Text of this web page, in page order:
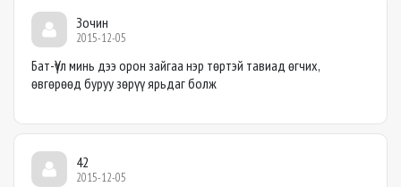
Зочин
2015-12-05
Бат-Үүл минь дээ орон зайгаа нэр төртэй тавиад өгчих,
өвгөрөөд буруу зөрүү ярьдаг болж
42
2015-12-05